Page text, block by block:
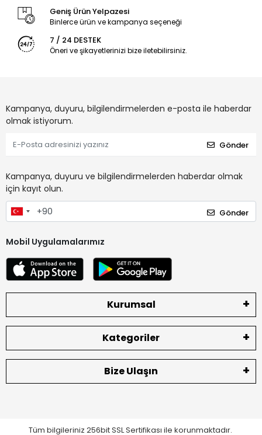
Geniş Ürün Yelpazesi
Binlerce ürün ve kampanya seçeneği
7 / 24 DESTEK
Öneri ve şikayetlerinizi bize iletebilirsiniz.
Kampanya, duyuru, bilgilendirmelerden e-posta ile haberdar
olmak istiyorum.
Gönder
Kampanya, duyuru ve bilgilendirmelerden haberdar olmak
için kayıt olun.
Gönder
Mobil Uygulamalarımız
Kurumsal
Kategoriler
Bize Ulaşın
Tüm bilgileriniz 256bit SSL Sertifikası ile korunmaktadır.